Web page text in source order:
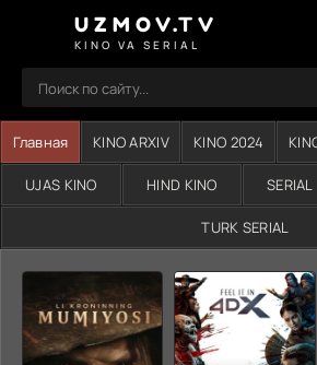
UZMOV.TV
KINO VA SERIAL
Главная KINO ARXIV KINO 2024
UJAS KINO HIND KINO SERIAL
TURK SERIAL